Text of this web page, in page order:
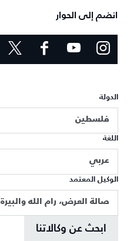
انضم إلى الحوار
الدولة
فلسطين
اللغة
عربي
الوكيل المعتمد
صالة العرض، رام الله والبيرة
ابحث عن وكالاتنا